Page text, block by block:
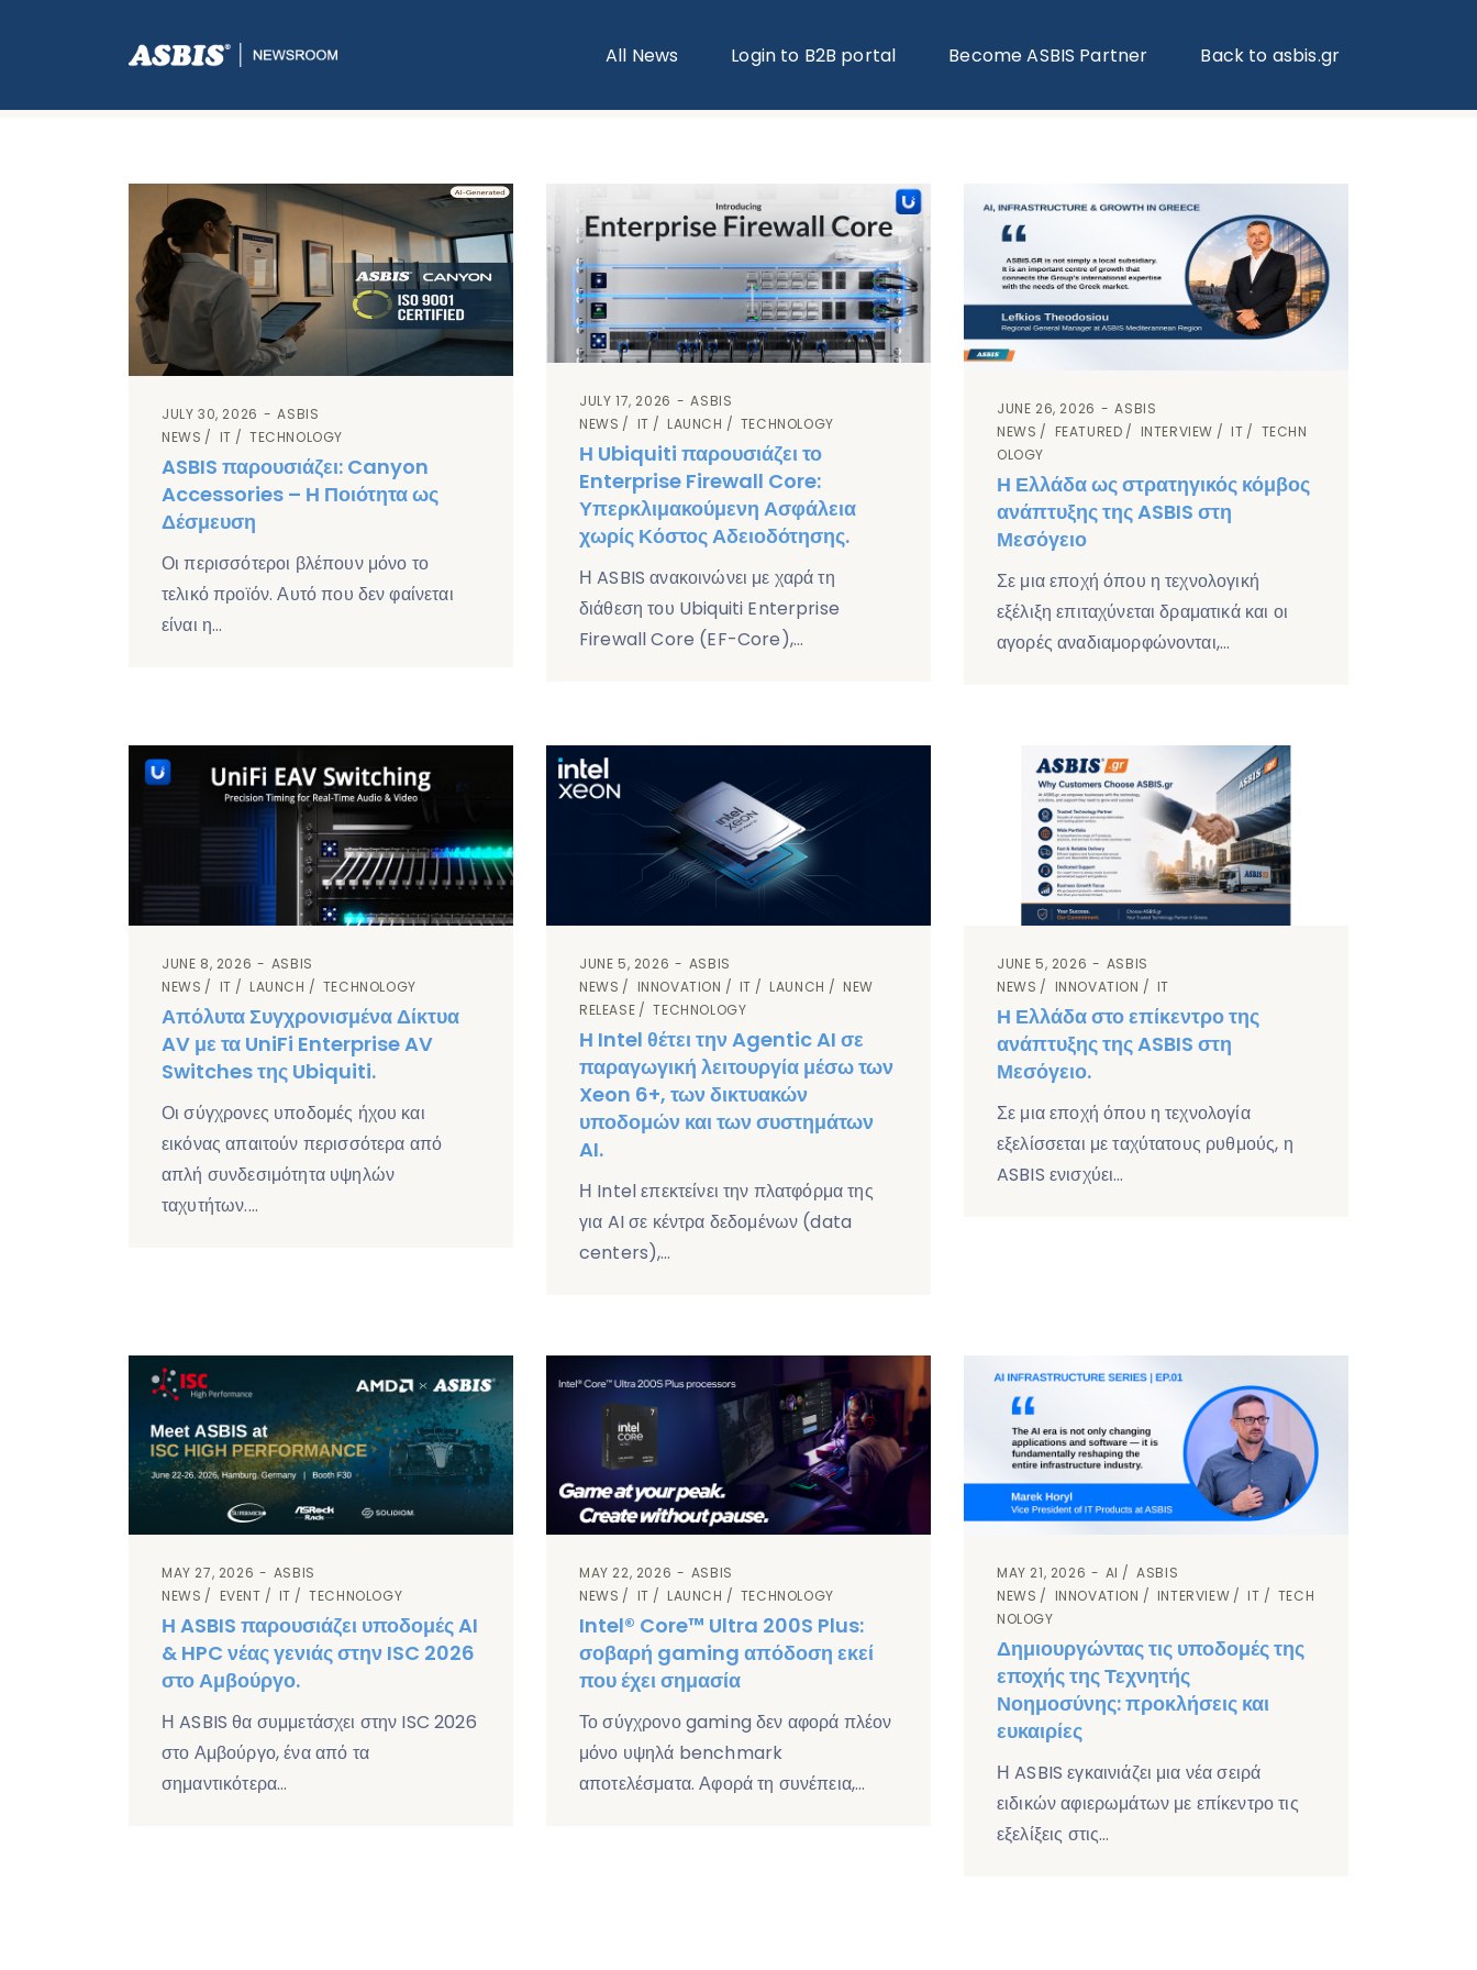
All News Login to B2B portal Become ASBIS Partner Back to asbis.gr
Card Blog Three Col ASBIS GREECE > CARD BLOG THREE COL
JULY 30, 2026
ASBIS
NEWS
IT TECHNOLOGY
ASBIS παρουσιάζει: Canyon
Accessories – Η Ποιότητα ως
Δέσμευση
Οι περισσότεροι βλέπουν μόνο το
τελικό προϊόν. Αυτό που δεν φαίνεται
είναι η…
JULY 17, 2026
ASBIS
NEWS
IT LAUNCH TECHNOLOGY
Η Ubiquiti παρουσιάζει το
Enterprise Firewall Core:
Υπερκλιμακούμενη Ασφάλεια
χωρίς Κόστος Αδειοδότησης.
Η ASBIS ανακοινώνει με χαρά τη
διάθεση του Ubiquiti Enterprise
Firewall Core (EF-Core),…
JUNE 26, 2026
ASBIS
NEWS
FEATURED INTERVIEW IT
TECHN
OLOGY
Η Ελλάδα ως στρατηγικός κόμβος
ανάπτυξης της ASBIS στη
Μεσόγειο
Σε μια εποχή όπου η τεχνολογική
εξέλιξη επιταχύνεται δραματικά και οι
αγορές αναδιαμορφώνονται,…
JUNE 8, 2026
ASBIS
NEWS
IT LAUNCH TECHNOLOGY
Απόλυτα Συγχρονισμένα Δίκτυα
AV με τα UniFi Enterprise AV
Switches της Ubiquiti.
Οι σύγχρονες υποδομές ήχου και
εικόνας απαιτούν περισσότερα από
απλή συνδεσιμότητα υψηλών
ταχυτήτων.…
JUNE 5, 2026
ASBIS
NEWS
INNOVATION IT LAUNCH
NEW
RELEASE
TECHNOLOGY
Η Intel θέτει την Agentic AI σε
παραγωγική λειτουργία μέσω των
Xeon 6+, των δικτυακών
υποδομών και των συστημάτων
AI.
Η Intel επεκτείνει την πλατφόρμα της
για AI σε κέντρα δεδομένων (data
centers),…
JUNE 5, 2026
ASBIS
NEWS
INNOVATION IT
Η Ελλάδα στο επίκεντρο της
ανάπτυξης της ASBIS στη
Μεσόγειο.
Σε μια εποχή όπου η τεχνολογία
εξελίσσεται με ταχύτατους ρυθμούς, η
ASBIS ενισχύει…
MAY 27, 2026
ASBIS
NEWS
EVENT IT TECHNOLOGY
Η ASBIS παρουσιάζει υποδομές AI
& HPC νέας γενιάς στην ISC 2026
στο Αμβούργο.
Η ASBIS θα συμμετάσχει στην ISC 2026
στο Αμβούργο, ένα από τα
σημαντικότερα…
MAY 22, 2026
ASBIS
NEWS
IT LAUNCH TECHNOLOGY
Intel® Core™ Ultra 200S Plus:
σοβαρή gaming απόδοση εκεί
που έχει σημασία
Το σύγχρονο gaming δεν αφορά πλέον
μόνο υψηλά benchmark
αποτελέσματα. Αφορά τη συνέπεια,…
MAY 21, 2026 AI
ASBIS
NEWS
INNOVATION INTERVIEW IT
TECH
NOLOGY
Δημιουργώντας τις υποδομές της
εποχής της Τεχνητής
Νοημοσύνης: προκλήσεις και
ευκαιρίες
Η ASBIS εγκαινιάζει μια νέα σειρά
ειδικών αφιερωμάτων με επίκεντρο τις
εξελίξεις στις…